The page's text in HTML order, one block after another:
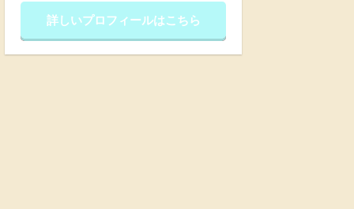
詳しいプロフィールはこちら